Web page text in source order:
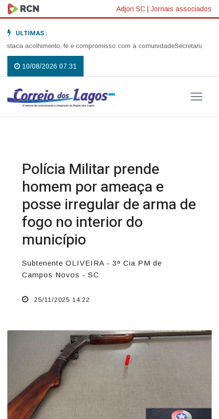
Adjori SC | Jornais associados
ULTIMAS :
acolhimento, fé e compromisso com a comunidadeSecretaria de
10/08/2026 07:31
Polícia Militar prende
homem por ameaça e
posse irregular de arma de
fogo no interior do
município
Subtenente OLIVEIRA - 3ª Cia PM de
Campos Novos - SC
25/11/2025 14:22